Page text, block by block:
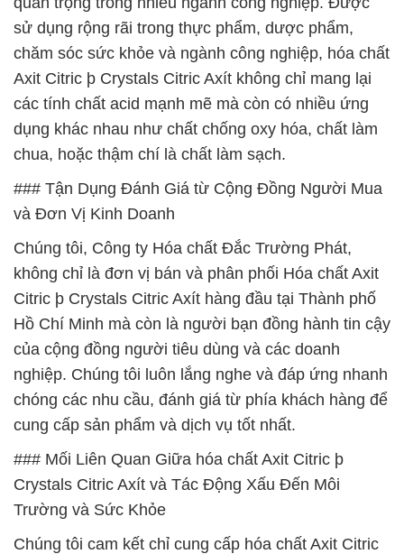
sử dụng rộng rãi trong thực phẩm, dược phẩm,
chăm sóc sức khỏe và ngành công nghiệp, hóa chất
Axit Citric þ Crystals Citric Axít không chỉ mang lại
các tính chất acid mạnh mẽ mà còn có nhiều ứng
dụng khác nhau như chất chống oxy hóa, chất làm
chua, hoặc thậm chí là chất làm sạch.
### Tận Dụng Đánh Giá từ Cộng Đồng Người Mua
và Đơn Vị Kinh Doanh
Chúng tôi, Công ty Hóa chất Đắc Trường Phát,
không chỉ là đơn vị bán và phân phối Hóa chất Axit
Citric þ Crystals Citric Axít hàng đầu tại Thành phố
Hồ Chí Minh mà còn là người bạn đồng hành tin cậy
của cộng đồng người tiêu dùng và các doanh
nghiệp. Chúng tôi luôn lắng nghe và đáp ứng nhanh
chóng các nhu cầu, đánh giá từ phía khách hàng để
cung cấp sản phẩm và dịch vụ tốt nhất.
### Mối Liên Quan Giữa hóa chất Axit Citric þ
Crystals Citric Axít và Tác Động Xấu Đến Môi
Trường và Sức Khỏe
Chúng tôi cam kết chỉ cung cấp hóa chất Axit Citric